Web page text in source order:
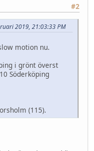
#2
2019, 21:03:33 PM
motion nu.
i grönt överst
Söderköping
(115).